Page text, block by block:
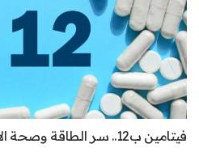
فيتامين ب12.. سر الطاقة وصحة الأعصاب